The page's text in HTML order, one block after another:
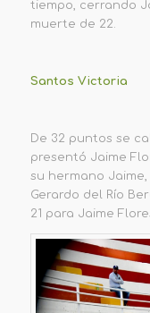
tiempo, cerrando
muerte de 22.
Santos Victoria
De 32 puntos se
presentó Jaime
su hermano
Gerardo del Río
21 para Jaime